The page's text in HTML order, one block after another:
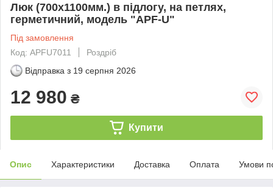
Люк (700х1100мм.) в підлогу, на петлях,
герметичний, модель "APF-U"
Під замовлення
Код: APFU7011
Роздріб
Відправка з 19 серпня 2026
12 980 ₴
Купити
Опис Характеристики Доставка Оплата Умови